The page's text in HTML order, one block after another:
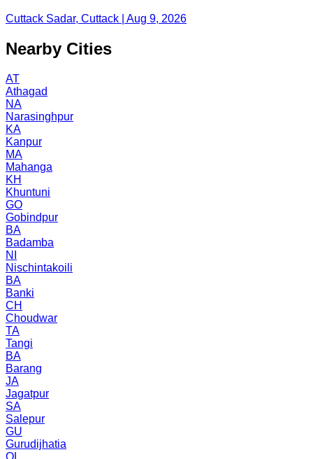
Cuttack Sadar, Cuttack | Aug 9, 2026
Nearby Cities
AT
Athagad
NA
Narasinghpur
KA
Kanpur
MA
Mahanga
KH
Khuntuni
GO
Gobindpur
BA
Badamba
NI
Nischintakoili
BA
Banki
CH
Choudwar
TA
Tangi
BA
Barang
JA
Jagatpur
SA
Salepur
GU
Gurudijhatia
OL